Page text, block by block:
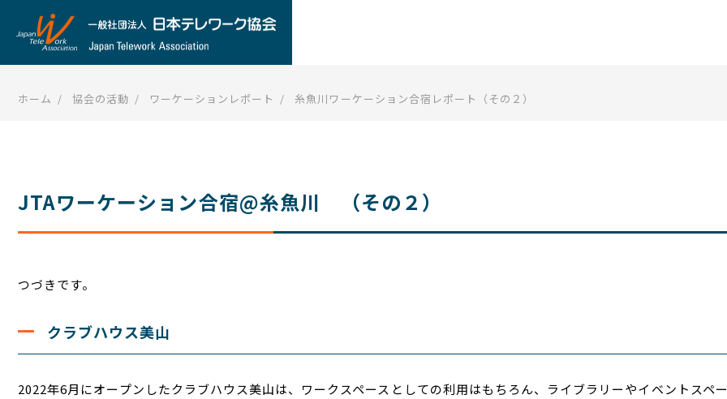
ホーム 協会の活動 ワーケーションレポート 糸魚川ワーケーション合宿レポート（その２）
JTAワーケーション合宿@糸魚川 （その２）
つづきです。
クラブハウス美山
2022年6月にオープンしたクラブハウス美山は、ワークスペースとしての利用はもちろん、ライブラリーやイベントスペ